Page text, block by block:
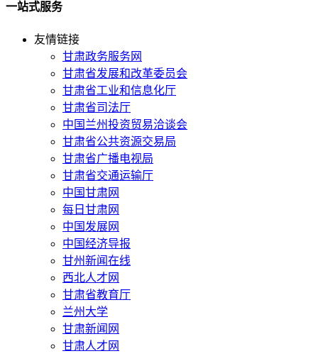
一站式服务
友情链接
甘肃政务服务网
甘肃省发展和改革委员会
甘肃省工业和信息化厅
甘肃省司法厅
中国兰州投资贸易洽谈会
甘肃省公共资源交易局
甘肃省广播电视局
甘肃省交通运输厅
中国甘肃网
每日甘肃网
中国发展网
中国经济导报
甘州新闻在线
西北人才网
甘肃省教育厅
兰州大学
甘肃新闻网
甘肃人才网